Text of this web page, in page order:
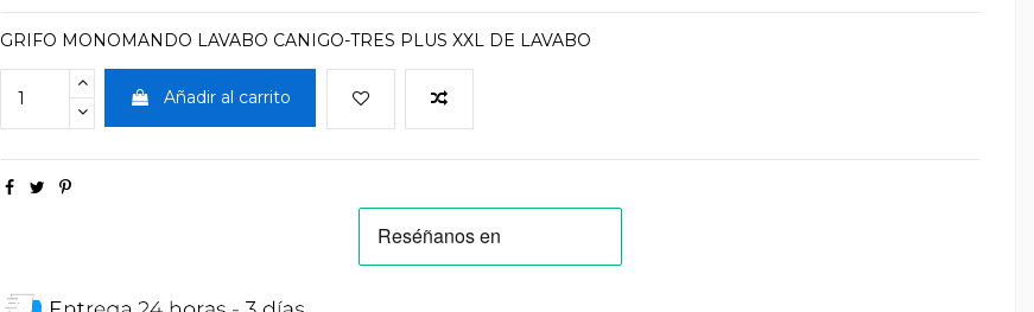
GRIFO MONOMANDO LAVABO CANIGO-TRES PLUS XXL DE LAVABO
Añadir al carrito